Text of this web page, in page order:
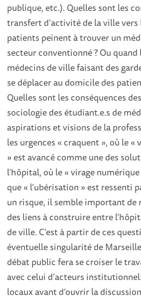
publique, etc.). Quelles sont les
transfert d’activité de la ville vers
patients peinent à trouver un
secteur conventionné ? Ou
médecins de ville faisant des
se déplacer au domicile des
Quelles sont les conséquences
sociologie des étudiant.e.s de
aspirations et visions de la
les urgences « craquent », où le
» est avancé comme une des
l’hôpital, où le « virage
que « l’ubérisation » est ressenti
un risque, il semble important de
des liens à construire entre
de ville. C’est à partir de ces
éventuelle singularité de
débat public fera se croiser le
avec celui d’acteurs
locaux avant d’ouvrir la